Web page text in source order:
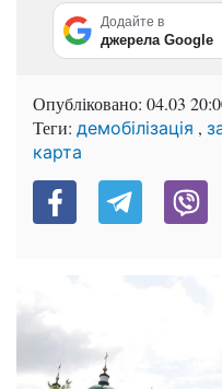
Додайте в
джерела Google
Опубліковано: 04.03
Теги: демобілізація ,
карта